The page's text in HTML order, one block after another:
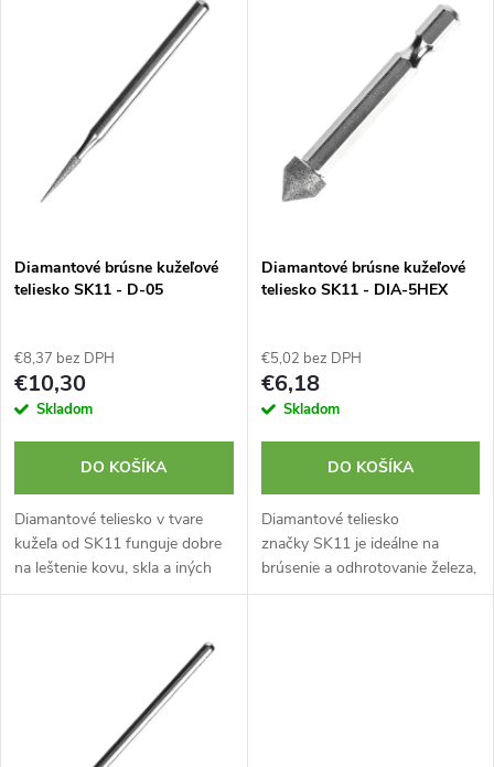
p
r
o
d
u
k
p
r
o
d
k
t
Diamantové brúsne kužeľové
teliesko SK11 - D-05
€8,37 bez DPH
€10,30
Skladom
DO KOŠÍKA
Diamantové teliesko v tvare
kužeľa od SK11 funguje dobre
na leštenie kovu, skla a iných
materiálov. Má silnú nerezovú
Diamantové brúsne kužeľové
teliesko SK11 - DIA-5HEX
€5,02 bez DPH
€6,18
Skladom
DO KOŠÍKA
Diamantové teliesko
značky SK11 je ideálne na
brúsenie a odhrotovanie železa,
ocele, skla alebo kameňa. Tento